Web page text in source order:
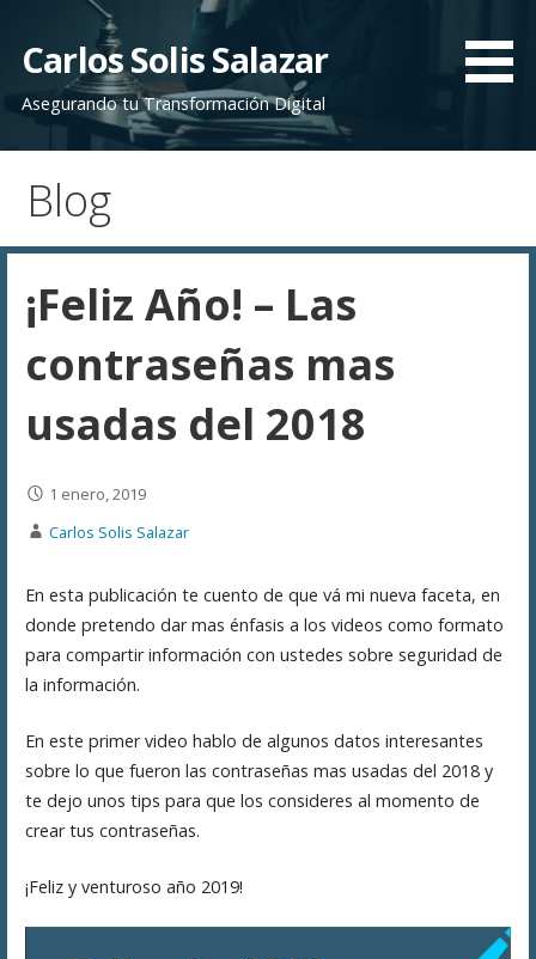
contenido
Carlos Solis Salazar
Asegurando tu Transformación Digital
Blog
¡Feliz Año! – Las
contraseñas mas
usadas del 2018
1 enero, 2019
Carlos Solis Salazar
En esta publicación te cuento de que vá mi nueva faceta, en
donde pretendo dar mas énfasis a los videos como formato
para compartir información con ustedes sobre seguridad de
la información.
En este primer video hablo de algunos datos interesantes
sobre lo que fueron las contraseñas mas usadas del 2018 y
te dejo unos tips para que los consideres al momento de
crear tus contraseñas.
¡Feliz y venturoso año 2019!